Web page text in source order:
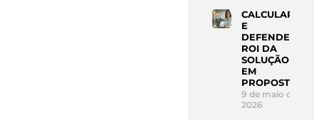
CALCULAR
E
DEFENDER
ROI DA
SOLUÇÃO
EM
PROPOSTA
9 de maio de
2026